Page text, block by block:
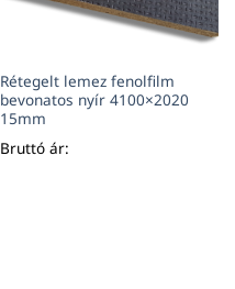
Rétegelt lemez fenolfilm
bevonatos nyír 4100×2020
15mm
Bruttó ár: